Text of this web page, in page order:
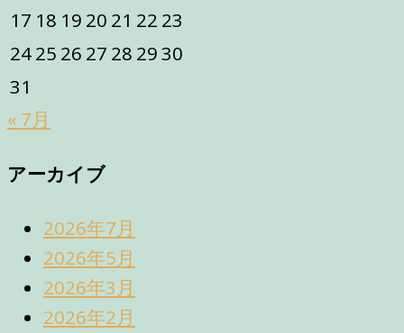
17 18 19 20 21 22 23
2425 26 27 28 2930
31
« 7月
アーカイブ
2026年7月
2026年5月
2026年3月
2026年2月